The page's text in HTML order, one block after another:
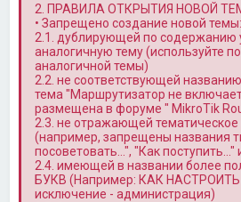
2. ПРАВИЛА ОТКРЫТИЯ НОВОЙ
• Запрещено создание новой темы:
2.1. дублирующей по
аналогичную тему (используйте
аналогичной темы)
2.2. не соответствующей
тема "Маршрутизатор не
размещена в форуме " MikroTik
2.3. не отражающей
(например, запрещены названия
посоветовать…", "Как поступить…"
2.4. имеющей в названии более
БУКВ (Например: КАК НАСТРОИТЬ
исключение - администрация)